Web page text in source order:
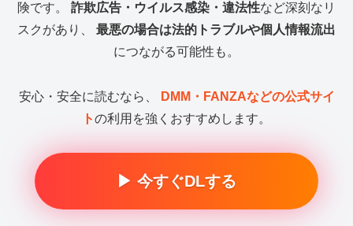
険です。 詐欺広告・ウイルス感染・違法性など深刻なリ
スクがあり、 最悪の場合は法的トラブルや個人情報流出
につながる可能性も。
安心・安全に読むなら、
DMM・FANZAなどの公式サイ
トの利用を強くおすすめします。
▶ 今すぐDLする